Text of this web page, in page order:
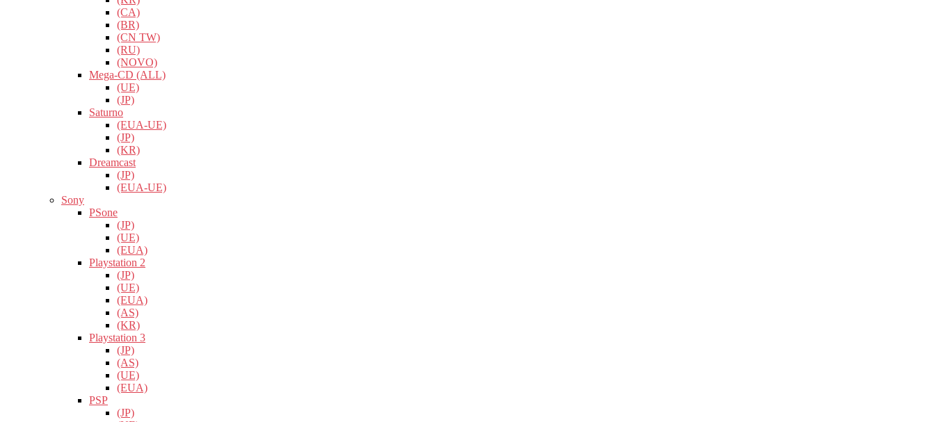
(CA)
(BR)
(CN TW)
(RU)
(NOVO)
Mega-CD (ALL)
(UE)
(JP)
Saturno
(EUA-UE)
(JP)
(KR)
Dreamcast
(JP)
(EUA-UE)
Sony
PSone
(JP)
(UE)
(EUA)
Playstation 2
(JP)
(UE)
(EUA)
(AS)
(KR)
Playstation 3
(JP)
(AS)
(UE)
(EUA)
PSP
(JP)